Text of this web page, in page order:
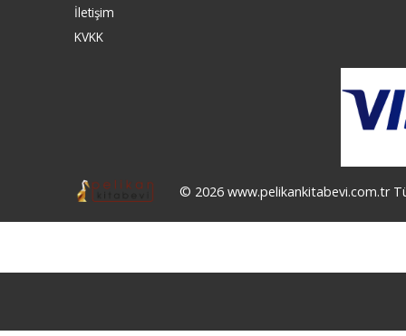
İletişim
KVKK
© 2026 www.pelikankitabevi.com.tr